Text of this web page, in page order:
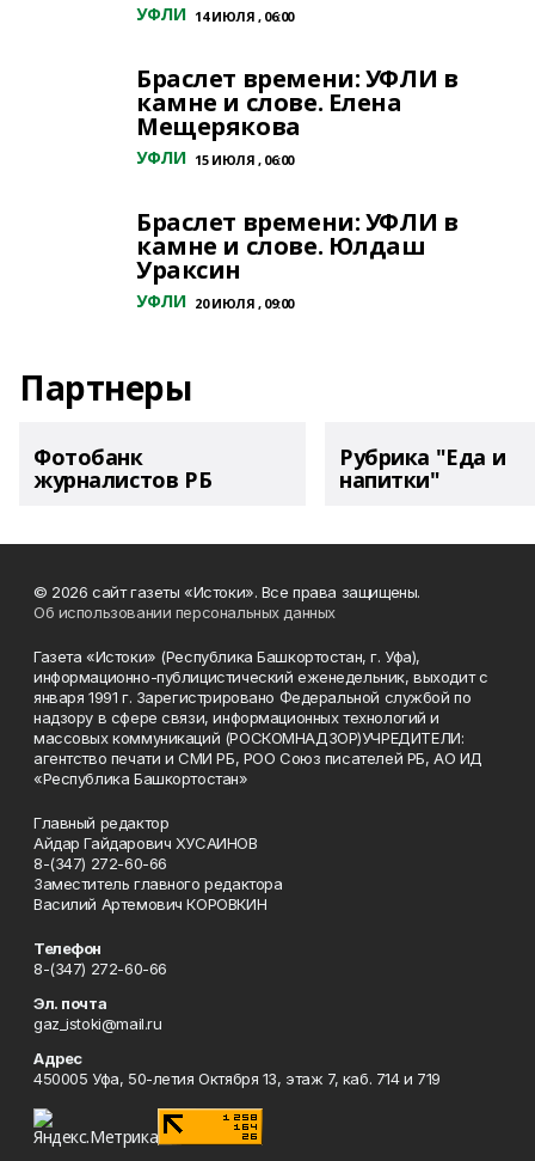
УФЛИ 14 ИЮЛЯ , 06:00
Браслет времени: УФЛИ в
камне и слове. Елена
Мещерякова
УФЛИ 15 ИЮЛЯ , 06:00
Браслет времени: УФЛИ в
камне и слове. Юлдаш
Ураксин
УФЛИ 20 ИЮЛЯ , 09:00
Партнеры
Фотобанк
журналистов РБ
Рубрика "Еда и
напитки"
© 2026 сайт газеты «Истоки». Все права защищены.
Об использовании персональных данных
Газета «Истоки» (Республика Башкортостан, г. Уфа),
информационно-публицистический еженедельник, выходит с
января 1991 г. Зарегистрировано Федеральной службой по
надзору в сфере связи, информационных технологий и
массовых коммуникаций (РОСКОМНАДЗОР)УЧРЕДИТЕЛИ:
агентство печати и СМИ РБ, РОО Союз писателей РБ, АО ИД
«Республика Башкортостан»
Главный редактор
Айдар Гайдарович ХУСАИНОВ
8-(347) 272-60-66
Заместитель главного редактора
Василий Артемович КОРОВКИН
Телефон
8-(347) 272-60-66
Эл. почта
gaz_istoki@mail.ru
Адрес
450005 Уфа, 50-летия Октября 13, этаж 7, каб. 714 и 719